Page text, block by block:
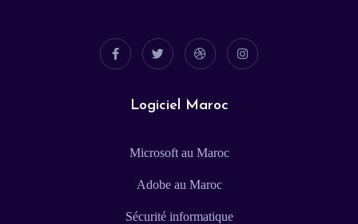
Logiciel Maroc
Microsoft au Maroc
Adobe au Maroc
Sécurité informatique